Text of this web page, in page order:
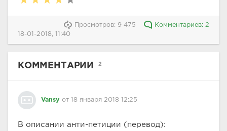
Просмотров: 9 475
Комментариев: 2
18-01-2018, 11:40
КОММЕНТАРИИ 2
Vansy от 18 января 2018 12:25
В описании анти-петиции (перевод):